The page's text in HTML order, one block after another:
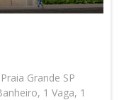
Grande SP
1 Vaga, 1